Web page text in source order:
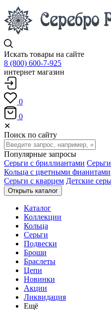
Искать товары на сайте
8 (800) 600-7-925
интернет магазин
0
0
✕
Поиск по сайту
Популярные запросы
Серьги с бриллиантами
Кольца с цветными фианитами
Серьги с кварцем Детские
Открыть каталог
Каталог
Коллекции
Кольца
Серьги
Подвески
Броши
Браслеты
Цепи
Новинки
Акции
Ликвидация
Ещё